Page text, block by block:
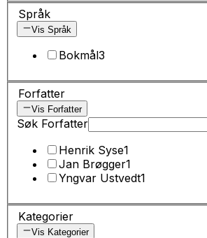
Språk
Vis Språk
Bokmål3
Forfatter
Vis Forfatter
Søk Forfatter
Henrik Syse1
Jan Brøgger1
Yngvar Ustvedt1
Kategorier
Vis Kategorier